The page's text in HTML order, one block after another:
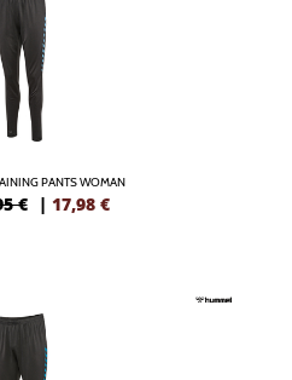
PANTS WOMAN
€ | 17,98 €